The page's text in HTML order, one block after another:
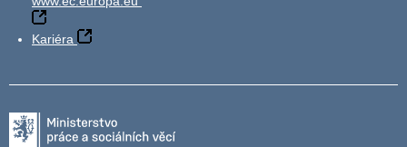
Kariéra